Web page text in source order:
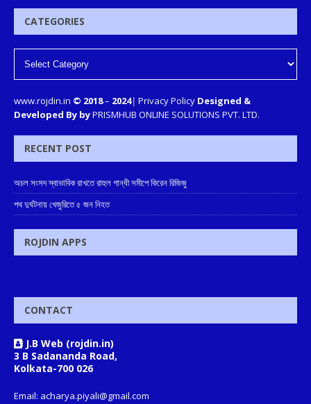
CATEGORIES
www.rojdin.in © 2018– 2024| Privacy Policy Designed &
Developed By byPRISMHUB ONLINE SOLUTIONS PVT. LTD.
RECENT POST
অচল সংসদ স্বাভাবিক রাখতে রাহুল গান্ধী সমীপে কিরেন রিজিজু
পথ দুর্ঘটনায় খেজুরিতে ৫ জন নিহত
ROJDIN APPS
CONTACT
J.B Web (rojdin.in)
3 B Sadananda Road,
Kolkata-700 026
Email: acharya.piyali@gmail.com